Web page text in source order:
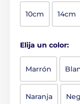
10cm 14cm
Elija un color:
Marrón
Naranja